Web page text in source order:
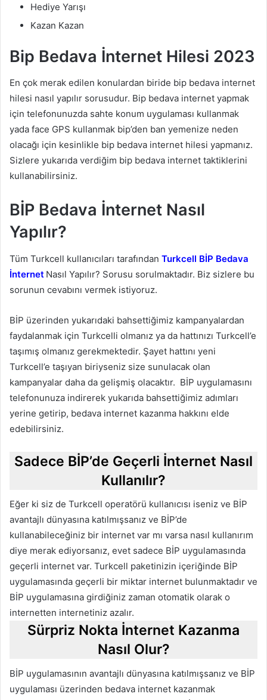
Hediye Yarışı
Kazan Kazan
Bip Bedava İnternet Hilesi 2023
En çok merak edilen konulardan biride bip bedava internet
hilesi nasıl yapılır sorusudur. Bip bedava internet yapmak
için telefonunuzda sahte konum uygulaması kullanmak
yada face GPS kullanmak bip’den ban yemenize neden
olacağı için kesinlikle bip bedava internet hilesi yapmanız.
Sizlere yukarıda verdiğim bip bedava internet taktiklerini
kullanabilirsiniz.
BİP Bedava İnternet Nasıl
Yapılır?
Tüm Turkcell kullanıcıları tarafından Turkcell BİP Bedava
İnternet Nasıl Yapılır? Sorusu sorulmaktadır. Biz sizlere bu
sorunun cevabını vermek istiyoruz.
BİP üzerinden yukarıdaki bahsettiğimiz kampanyalardan
faydalanmak için Turkcelli olmanız ya da hattınızı Turkcell’e
taşımış olmanız gerekmektedir. Şayet hattını yeni
Turkcell’e taşıyan biriyseniz size sunulacak olan
kampanyalar daha da gelişmiş olacaktır. BİP uygulamasını
telefonunuza indirerek yukarıda bahsettiğimiz adımları
yerine getirip, bedava internet kazanma hakkını elde
edebilirsiniz.
Sadece BİP’de Geçerli İnternet Nasıl
Kullanılır?
Eğer ki siz de Turkcell operatörü kullanıcısı iseniz ve BİP
avantajlı dünyasına katılmışsanız ve BİP’de
kullanabileceğiniz bir internet var mı varsa nasıl kullanırım
diye merak ediyorsanız, evet sadece BİP uygulamasında
geçerli internet var. Turkcell paketinizin içeriğinde BİP
uygulamasında geçerli bir miktar internet bulunmaktadır ve
BİP uygulamasına girdiğiniz zaman otomatik olarak o
internetten internetiniz azalır.
Sürpriz Nokta İnternet Kazanma
Nasıl Olur?
BİP uygulamasının avantajlı dünyasına katılmışsanız ve BİP
uygulaması üzerinden bedava internet kazanmak